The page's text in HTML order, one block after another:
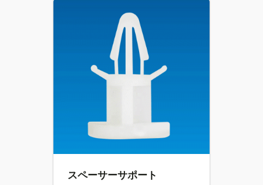
スペーサーサポート